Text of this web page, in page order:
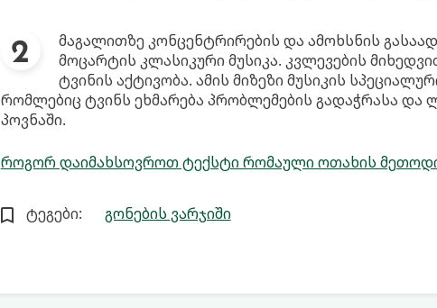
მაგალითზე კონცენტრირების და ამოხსნის
მოცარტის კლასიკური მუსიკა. კვლევების
ტვინის აქტივობა. ამის მიზეზი მუსიკის
რომლებიც ტვინს ეხმარება პრობლემების გადაჭრასა და
პოვნაში.
როგორ დაიმახსოვროთ ტექსტი რომაული ოთახის
ტეგები: გონების ვარჯიში